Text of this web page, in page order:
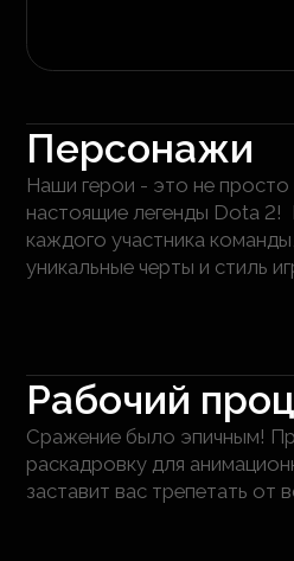
Персонажи
Наши герои - это не просто
настоящие легенды Dota
каждого участника
уникальные черты и стиль
Рабочий
Сражение было эпичным!
раскадровку для
заставит вас трепетать от